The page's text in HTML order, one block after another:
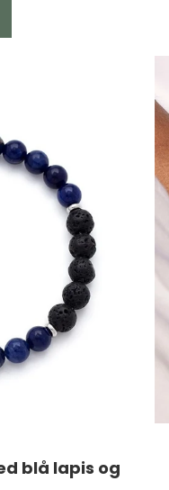
blå lapis og